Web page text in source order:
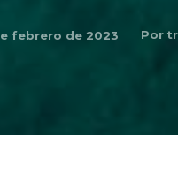
febrero de 2023 Por